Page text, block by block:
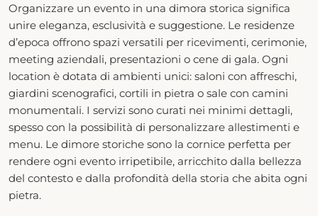
Organizzare un evento in una dimora storica significa
unire eleganza, esclusività e suggestione. Le residenze
d’epoca offrono spazi versatili per ricevimenti, cerimonie,
meeting aziendali, presentazioni o cene di gala. Ogni
location è dotata di ambienti unici: saloni con affreschi,
giardini scenografici, cortili in pietra o sale con camini
monumentali. I servizi sono curati nei minimi dettagli,
spesso con la possibilità di personalizzare allestimenti e
menu. Le dimore storiche sono la cornice perfetta per
rendere ogni evento irripetibile, arricchito dalla bellezza
del contesto e dalla profondità della storia che abita ogni
pietra.